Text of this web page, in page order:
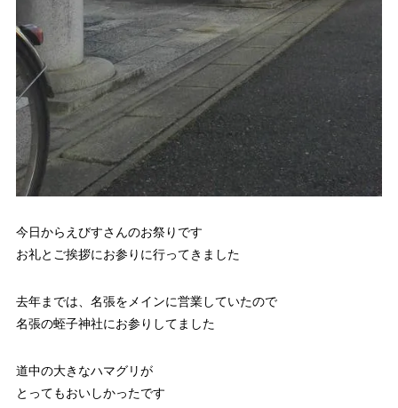
今日からえびすさんのお祭りです
お礼とご挨拶にお参りに行ってきました
去年までは、名張をメインに営業していたので
名張の蛭子神社にお参りしてました
道中の大きなハマグリが
とってもおいしかったです